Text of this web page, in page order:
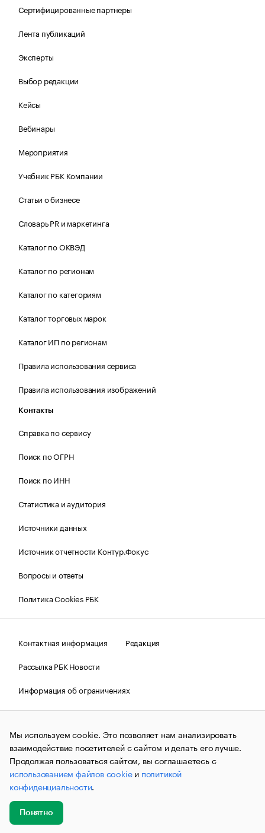
Сертифицированные партнеры
Лента публикаций
Эксперты
Выбор редакции
Кейсы
Вебинары
Мероприятия
Учебник РБК Компании
Статьи о бизнесе
Словарь PR и маркетинга
Каталог по ОКВЭД
Каталог по регионам
Каталог по категориям
Каталог торговых марок
Каталог ИП по регионам
Правила использования сервиса
Правила использования изображений
Контакты
Справка по сервису
Поиск по ОГРН
Поиск по ИНН
Статистика и аудитория
Источники данных
Источник отчетности Контур.Фокус
Вопросы и ответы
Политика Cookies РБК
Контактная информация
Редакция
Рассылка РБК Новости
Информация об ограничениях
Правовая информация
О соблюдении авторских прав
© АО «РОСБИЗНЕСКОНСАЛТИНГ»,1995–2026.Сообщения
и материалы информационного агентства «РБК»
(зарегистрировано Федеральной службой по надзору в сфере
связи, информационных технологий и массовых
коммуникаций (Роскомнадзор) 09.12.2015 за номером ИА
№ФС77-63848) сопровождаются пометкой «РБК». Отдельные
публикации могут содержать информацию,
не предназначенную для пользователей
до 18 лет.
Мы используем cookie. Это позволяет нам анализировать
взаимодействие посетителей с сайтом и делать его лучше.
Продолжая пользоваться сайтом, вы соглашаетесь с
использованием файлов cookieи политикой
конфиденциальности.
Понятно